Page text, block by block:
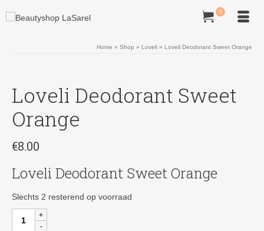
0
Home » Shop » Loveli » Loveli Deodorant Sweet Orange
Loveli Deodorant Sweet
Orange
€8.00
Loveli Deodorant Sweet Orange
Slechts 2 resterend op voorraad
Deodorant